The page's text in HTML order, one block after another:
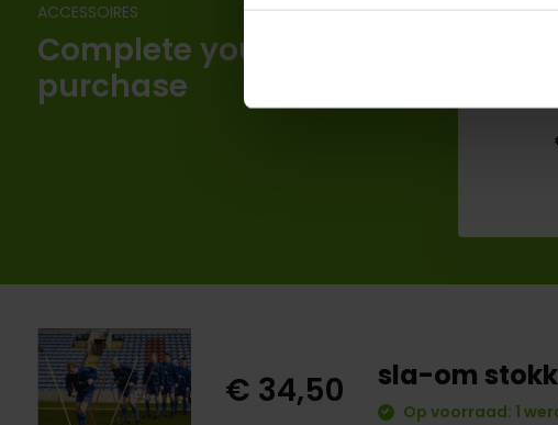
ACCESSOIRES
Complete your
purchase
Voet
€ 34,50 sla-om
Op voorraad: 1